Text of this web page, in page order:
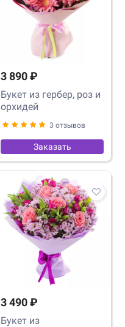
3 890 ₽
Букет из гербер, роз и
орхидей
3 отзывов
Заказать
3 490 ₽
Букет из